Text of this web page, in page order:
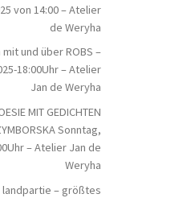
von 14:00 – Atelier
de Weryha
und über ROBS –
18:00Uhr – Atelier
Jan de Weryha
MIT GEDICHTEN
Sonntag,
– Atelier Jan de
Weryha
– größtes